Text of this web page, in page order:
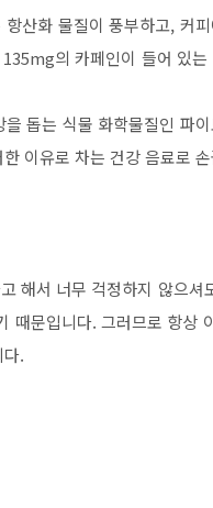
산화 물질이 풍부하고, 커
의 카페인이 들어 있
돕는 식물 화학물질인 파
이유로 차는 건강 음료로
해서 너무 걱정하지 않으
때문입니다. 그러므로 항상
.